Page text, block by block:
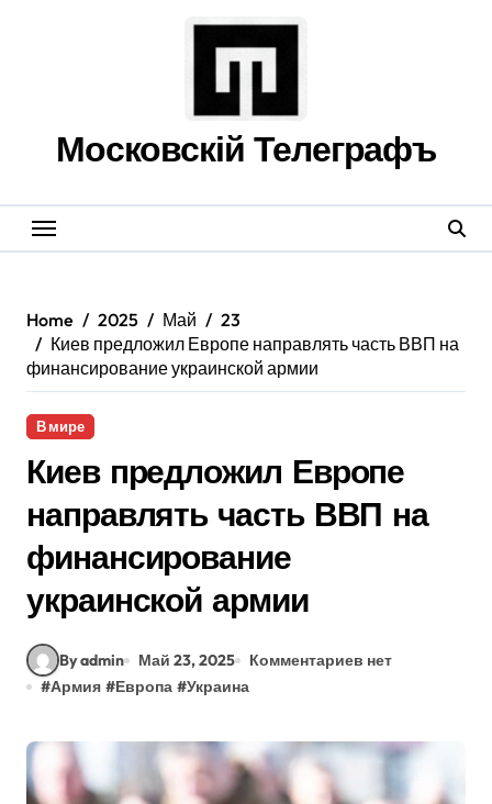
Московскій Телеграфъ
Home 2025 Май
23
Киев предложил Европе направлять часть ВВП на
финансирование украинской армии
В мире
Киев предложил Европе
направлять часть ВВП на
финансирование
украинской армии
By admin Май 23, 2025
Комментариев нет
#Армия #Европа #Украина